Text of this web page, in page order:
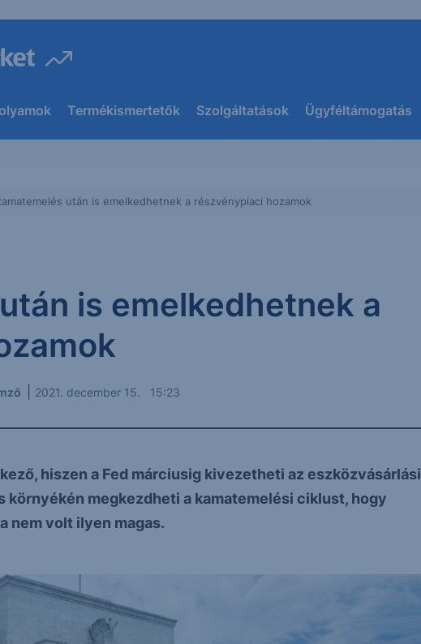
Termékismertetők Szolgáltatások Ügyféltámogatás
után is emelkedhetnek a részvénypiaci hozamok
is emelkedhetnek a
2021. december 15. 15:23
hiszen a Fed márciusig kivezetheti az eszközvásárlási
környékén megkezdheti a kamatemelési ciklust, hogy
nem volt ilyen magas.